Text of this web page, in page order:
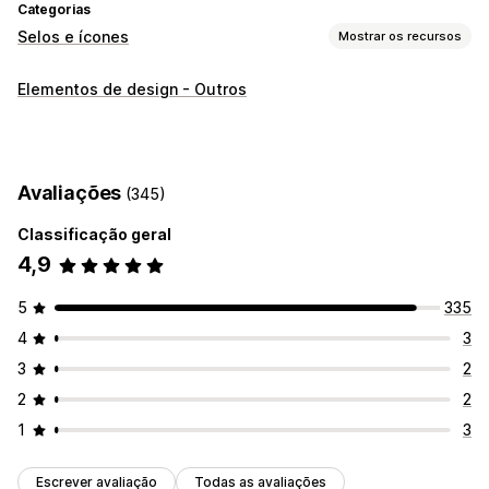
Categorias
Selos e ícones Mostrar os recursos
Tipos de ícone
Bordas Cores
Posição do ícone
Posicionamento automático
Elementos de design - Outros
Avaliações (345)
Classificação geral
4,9
5
335
4
3
3
2
2
2
1
3
Escrever avaliação Todas as avaliações